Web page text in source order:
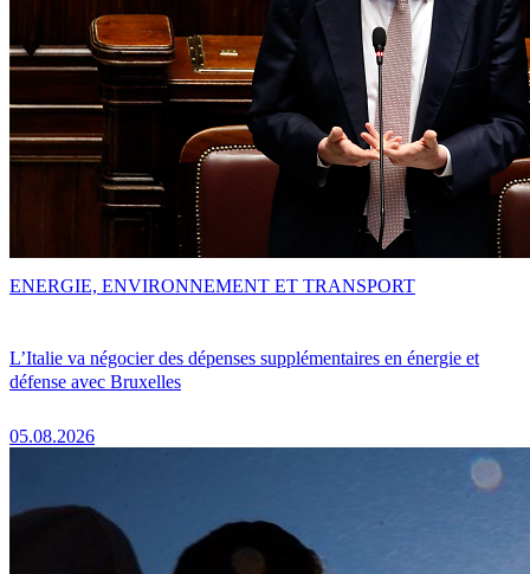
L’Italie va négocier des dépenses supplémentaires en énergie et
défense avec Bruxelles
05.08.2026
ENERGIE, ENVIRONNEMENT ET TRANSPORT